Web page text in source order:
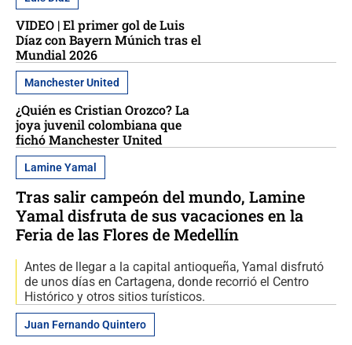
VIDEO | El primer gol de Luis
Díaz con Bayern Múnich tras el
Mundial 2026
Manchester United
¿Quién es Cristian Orozco? La
joya juvenil colombiana que
fichó Manchester United
Lamine Yamal
Tras salir campeón del mundo, Lamine
Yamal disfruta de sus vacaciones en la
Feria de las Flores de Medellín
Antes de llegar a la capital antioqueña, Yamal disfrutó
de unos días en Cartagena, donde recorrió el Centro
Histórico y otros sitios turísticos.
Juan Fernando Quintero